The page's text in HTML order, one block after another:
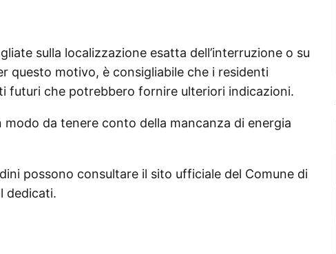
sulla localizzazione esatta dell’interruzione o su
questo motivo, è consigliabile che i residenti
futuri che potrebbero fornire ulteriori indicazioni.
da tenere conto della mancanza di energia
possono consultare il sito ufficiale del Comune di
dedicati.